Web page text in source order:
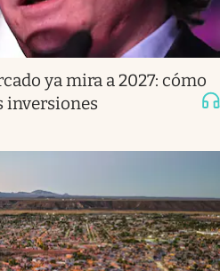
ya mira a 2027: cómo
inversiones